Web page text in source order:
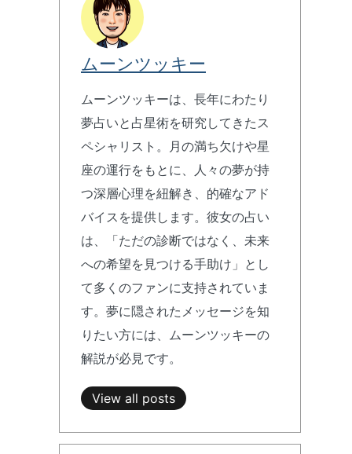
ムーンツッキー
ムーンツッキーは、長年にわたり
夢占いと占星術を研究してきたス
ペシャリスト。月の満ち欠けや星
座の運行をもとに、人々の夢が持
つ深層心理を紐解き、的確なアド
バイスを提供します。彼女の占い
は、「ただの診断ではなく、未来
への希望を見つける手助け」とし
て多くのファンに支持されていま
す。夢に隠されたメッセージを知
りたい方には、ムーンツッキーの
解説が必見です。
View all posts